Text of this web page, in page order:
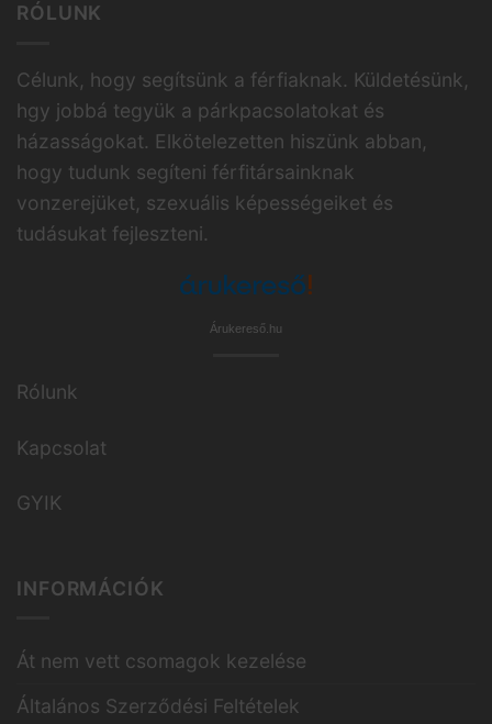
RÓLUNK
Célunk, hogy segítsünk a férfiaknak. Küldetésünk,
hgy jobbá tegyük a párkpacsolatokat és
házasságokat. Elkötelezetten hiszünk abban,
hogy tudunk segíteni férfitársainknak
vonzerejüket, szexuális képességeiket és
tudásukat fejleszteni.
Árukereső.hu
Rólunk
Kapcsolat
GYIK
INFORMÁCIÓK
Át nem vett csomagok kezelése
Általános Szerződési Feltételek